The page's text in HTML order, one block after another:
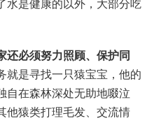
水是健康的以外，大部分吃
还必须努力照顾、保护同
就是寻找一只猿宝宝，他的
自在森林深处无助地啜泣
他猿类打理毛发、交流情